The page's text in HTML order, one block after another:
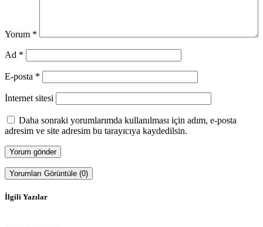
Yorum *
Ad *
E-posta *
İnternet sitesi
Daha sonraki yorumlarımda kullanılması için adım, e-posta
adresim ve site adresim bu tarayıcıya kaydedilsin.
Yorumları Görüntüle (0)
İlgili Yazılar